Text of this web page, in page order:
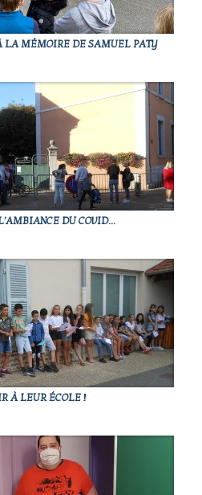
LA MÉMOIRE DE SAMUEL PATY
DU COVID...
À LEUR ÉCOLE !